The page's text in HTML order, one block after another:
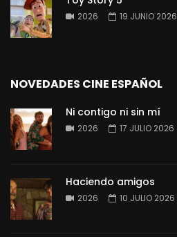
2026 19 JUNIO 2026
NOVEDADES CINE ESPAÑOL
Ni contigo ni sin mí
2026 17 JULIO 2026
Haciendo amigos
2026 10 JULIO 2026